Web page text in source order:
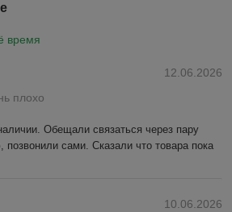
время
12.06.2026
плохо
Обещали связаться через пару
сами. Сказали что товара пока
10.06.2026